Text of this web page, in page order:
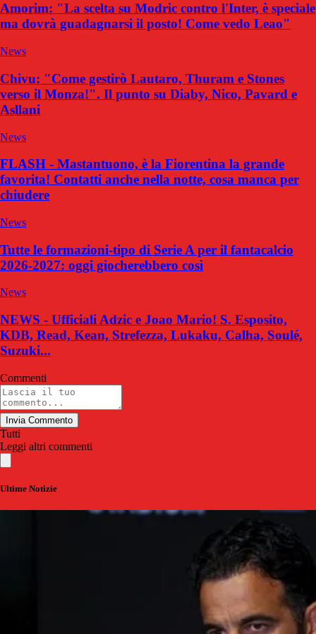
Amorim: "La scelta su Modric contro l'Inter, è speciale
ma dovrà guadagnarsi il posto! Come vedo Leao"
News
Chivu: "Come gestirò Lautaro, Thuram e Stones
verso il Monza!". Il punto su Diaby, Nico, Pavard e
Asllani
News
FLASH - Mastantuono, è la Fiorentina la grande
favorita! Contatti anche nella notte, cosa manca per
chiudere
News
Tutte le formazioni-tipo di Serie A per il fantacalcio
2026-2027: oggi giocherebbero così
News
NEWS - Ufficiali Adzic e Joao Mario! S. Esposito,
KDB, Read, Kean, Strefezza, Lukaku, Calha, Soulé,
Suzuki...
Commenti
Invia Commento
Tutti
Leggi altri commenti
Ultime Notizie